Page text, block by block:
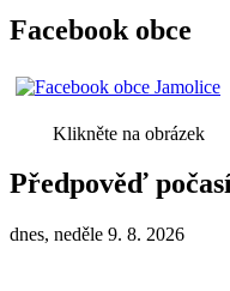
Facebook obce
Klikněte na
Předpověď
dnes, neděle 9. 8. 2026